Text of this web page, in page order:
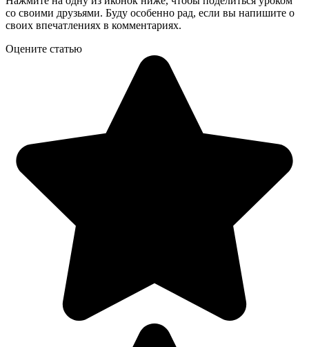
со своими друзьями. Буду особенно рад, если вы напишите о
своих впечатлениях в комментариях.
Оцените статью